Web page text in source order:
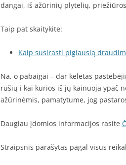
dangai, iš ažūrinių plytelių,
Taip pat skaitykite:
Kaip susirasti pigiausią
Na, o pabaigai – dar keletas
rūšių i kai kurios iš jų kainuoja ypač
ažūrinėmis, pamatytume, jog
Daugiau įdomios informacijos rasite
Straipsnis parašytas pagal visus